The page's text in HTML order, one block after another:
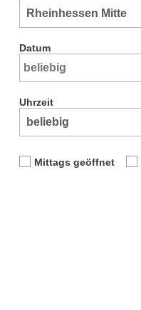
Datum
Uhrzeit
Mittags geöffnet